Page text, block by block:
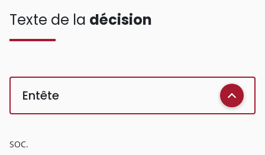
Texte de la décision
Entête
SOC.